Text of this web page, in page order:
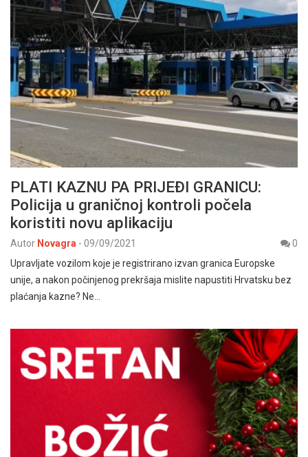
PLATI KAZNU PA PRIJEĐI GRANICU:
Policija u graničnoj kontroli počela
koristiti novu aplikaciju
Autor Novagra - 09/09/2021
0
Upravljate vozilom koje je registrirano izvan granica Europske
unije, a nakon počinjenog prekršaja mislite napustiti Hrvatsku bez
plaćanja kazne? Ne…